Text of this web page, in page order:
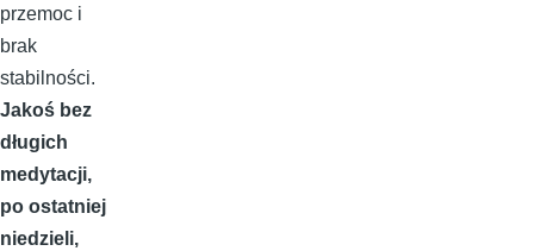
przemoc i
brak
stabilności.
Jakoś bez
długich
medytacji,
po ostatniej
niedzieli,